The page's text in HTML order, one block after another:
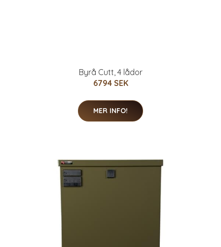
Byrå Cutt, 4 lådor
6794 SEK
MER INFO!